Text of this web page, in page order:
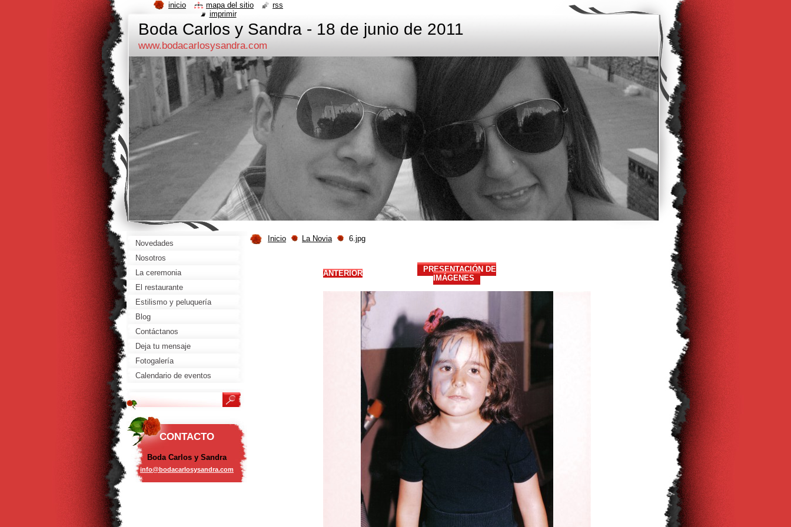
Boda Carlos y Sandra - 18 de junio de 2011
www.bodacarlosysandra.com
Inicio La Novia 6.jpg
ANTERIOR
PRESENTACIÓN DE
IMÁGENES
Novedades
Nosotros
La ceremonia
El restaurante
Estilismo y peluquería
Blog
Contáctanos
Deja tu mensaje
Fotogalería
Calendario de eventos
CONTACTO
Boda Carlos y Sandra
info@bodacarlosysandra.com
inicio mapa del sitio
rss
imprimir